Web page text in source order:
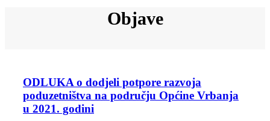
Objave
ODLUKA o dodjeli potpore razvoja
poduzetništva na području Općine Vrbanja
u 2021. godini